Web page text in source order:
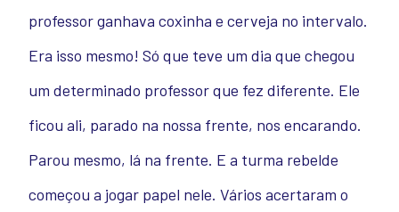
professor ganhava coxinha e cerveja no intervalo.
Era isso mesmo! Só que teve um dia que chegou
um determinado professor que fez diferente. Ele
ficou ali, parado na nossa frente, nos encarando.
Parou mesmo, lá na frente. E a turma rebelde
começou a jogar papel nele. Vários acertaram o